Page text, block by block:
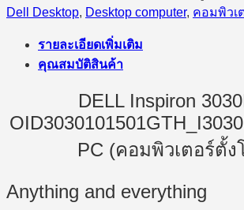
Dell Desktop, Desktop computer, คอมพิวเ
รายละเอียดเพิ่มเติม
คุณสมบัติสินค้า
DELL Inspiron
PC (คอมพิวเตอร์ตั้ง
Anything and everything